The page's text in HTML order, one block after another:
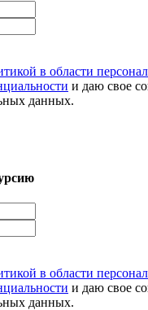
в области
и даю свое
данных.
в области
и даю свое
данных.